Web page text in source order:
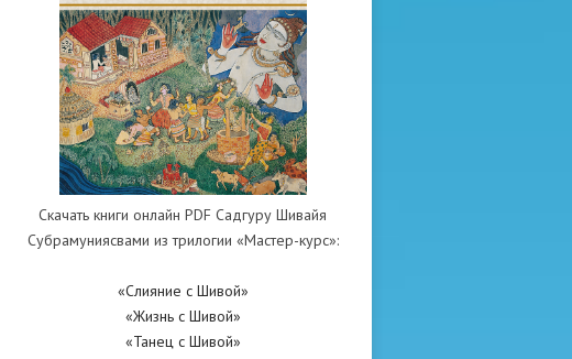
Скачать книги онлайн PDF Садгуру Шивайя
Субрамуниясвами из трилогии «Мастер-курс»:
«Слияние с Шивой»
«Жизнь с Шивой»
«Танец с Шивой»